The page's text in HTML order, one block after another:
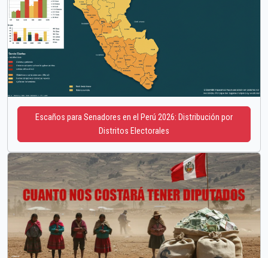
Escaños para Senadores en el Perú 2026: Distribución por
Distritos Electorales